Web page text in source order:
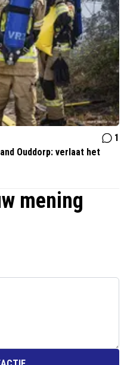
1
Ouddorp: verlaat het
mening